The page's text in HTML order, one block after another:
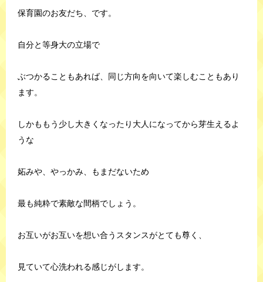
保育園のお友だち、です。
自分と等身大の立場で
ぶつかることもあれば、同じ方向を向いて楽しむこともあり
ます。
しかももう少し大きくなったり大人になってから芽生えるよ
うな
妬みや、やっかみ、もまだないため
最も純粋で素敵な間柄でしょう。
お互いがお互いを想い合うスタンスがとても尊く、
見ていて心洗われる感じがします。